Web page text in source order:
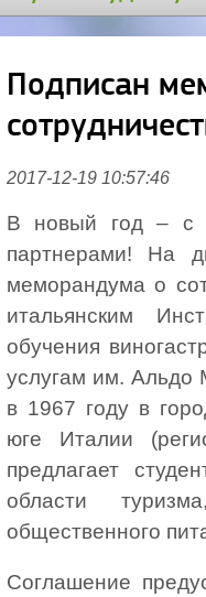
Подписан
2017-12-19 10:57:46
В новый год – с
партнерами! На
меморандума о
итальянским
обучения
услугам им.
в 1967 году в
юге Италии
предлагает
области
общественного
Соглашение